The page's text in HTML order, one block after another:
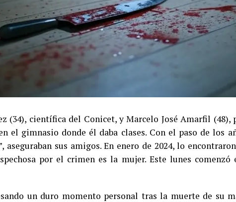
(34), científica del Conicet, y Marcelo José Amarfil (48),
el gimnasio donde él daba clases. Con el paso de los
aseguraban sus amigos. En enero de 2024, lo
por el crimen es la mujer. Este lunes comenzó
un duro momento personal tras la muerte de su